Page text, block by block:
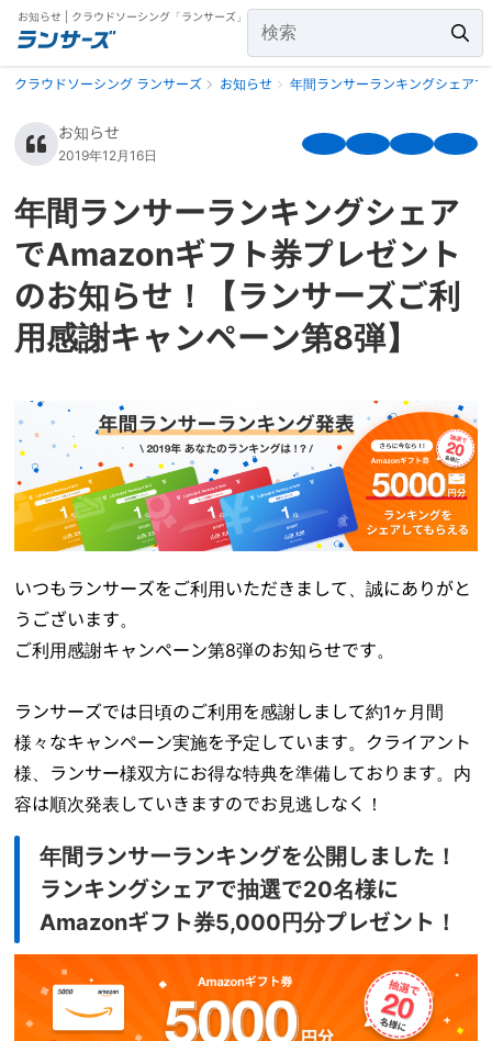
お知らせ | クラウドソーシング「ランサーズ」
クラウドソーシング ランサーズ お知らせ 年間ランサーランキングシェア
お知らせ
2019年12月16日
年間ランサーランキングシェア
でAmazonギフト券プレゼント
のお知らせ！【ランサーズご利
用感謝キャンペーン第8弾】
いつもランサーズをご利用いただきまして、誠にありがと
うございます。
ご利用感謝キャンペーン第8弾のお知らせです。
ランサーズでは日頃のご利用を感謝しまして約1ヶ月間
様々なキャンペーン実施を予定しています。クライアント
様、ランサー様双方にお得な特典を準備しております。内
容は順次発表していきますのでお見逃しなく！
年間ランサーランキングを公開しました！
ランキングシェアで抽選で20名様に
Amazonギフト券5,000円分プレゼント！